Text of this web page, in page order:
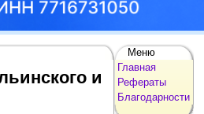
и
Меню
Главная
Рефераты
Благодарности